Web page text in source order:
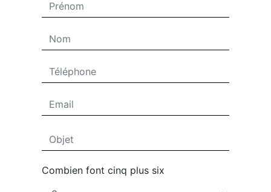
Combien font cinq plus six